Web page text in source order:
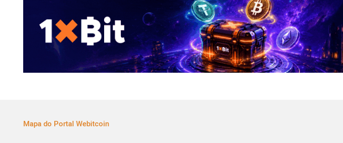
Mapa do Portal Webitcoin